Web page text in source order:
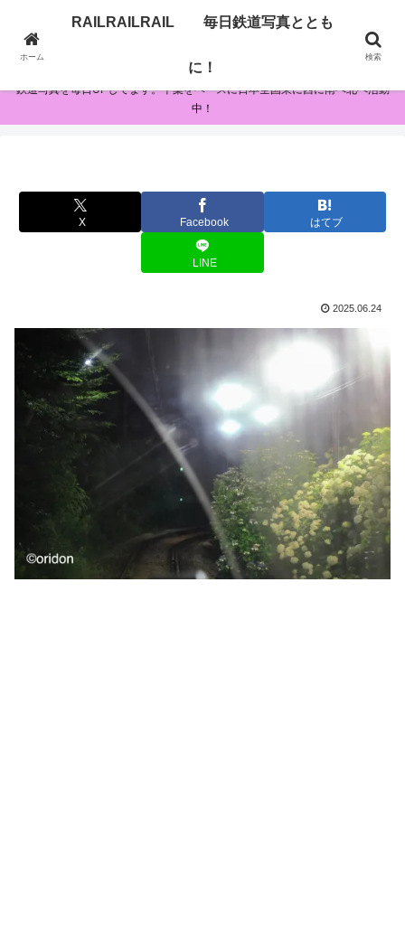
RAILRAILRAIL 毎日鉄道写真とともに！
鉄道写真を毎日UPしてます。千葉をベースに日本全国東に西に南へ北へ活動
中！
X Facebook はてブ
LINE
2025.06.24
ホーム
RAILRAILRAIL 毎日鉄道写真ととも
に！
検索